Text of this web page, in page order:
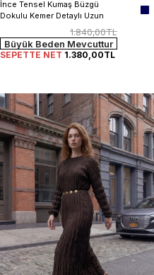
İnce Tensel Kumaş Büzgü
Dokulu Kemer Detaylı Uzun
1.840,00TL
Büyük Beden Mevcuttur
SEPETTE NET 1.380,00TL